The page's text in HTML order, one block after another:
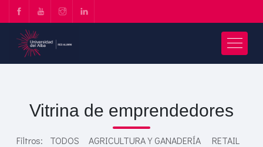
Vitrina de emprendedores
Filtros: TODOS AGRICULTURA Y GANADERÍA
RETAIL